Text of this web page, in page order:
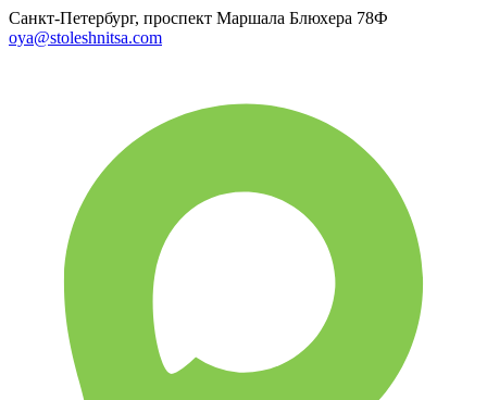
Санкт-Петербург, проспект Маршала Блюхера 78Ф
oya@stoleshnitsa.com